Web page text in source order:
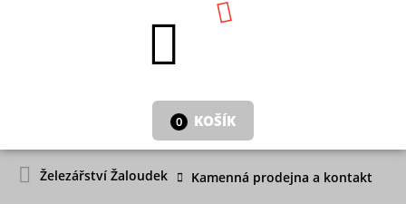
0 KOŠÍK
Železářství Žaloudek Kamenná prodejna a kontakt